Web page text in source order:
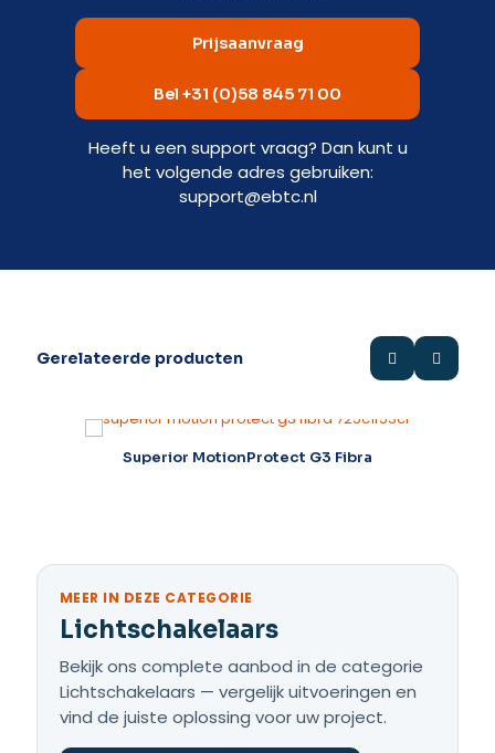
Prijsaanvraag
Bel +31 (0)58 845 71 00
Heeft u een support vraag? Dan kunt u
het volgende adres gebruiken:
support@ebtc.nl
Gerelateerde producten
Superior MotionProtect G3 Fibra
MEER IN DEZE CATEGORIE
Lichtschakelaars
Bekijk ons complete aanbod in de categorie
Lichtschakelaars — vergelijk uitvoeringen en
vind de juiste oplossing voor uw project.